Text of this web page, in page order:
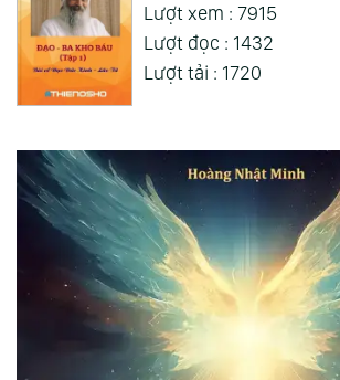
Lượt xem : 7915
Lượt đọc : 1432
Lượt tải : 1720